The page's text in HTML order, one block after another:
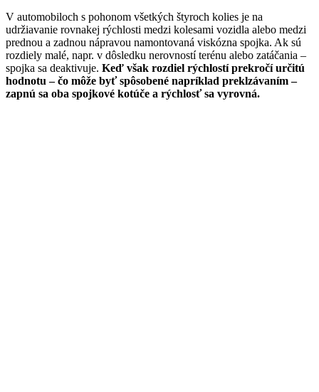
V automobiloch s pohonom všetkých štyroch kolies je na
udržiavanie rovnakej rýchlosti medzi kolesami vozidla alebo medzi
prednou a zadnou nápravou namontovaná viskózna spojka. Ak sú
rozdiely malé, napr. v dôsledku nerovností terénu alebo zatáčania –
spojka sa deaktivuje. Keď však rozdiel rýchlostí prekročí určitú
hodnotu – čo môže byť spôsobené napríklad preklzávaním –
zapnú sa oba spojkové kotúče a rýchlosť sa vyrovná.